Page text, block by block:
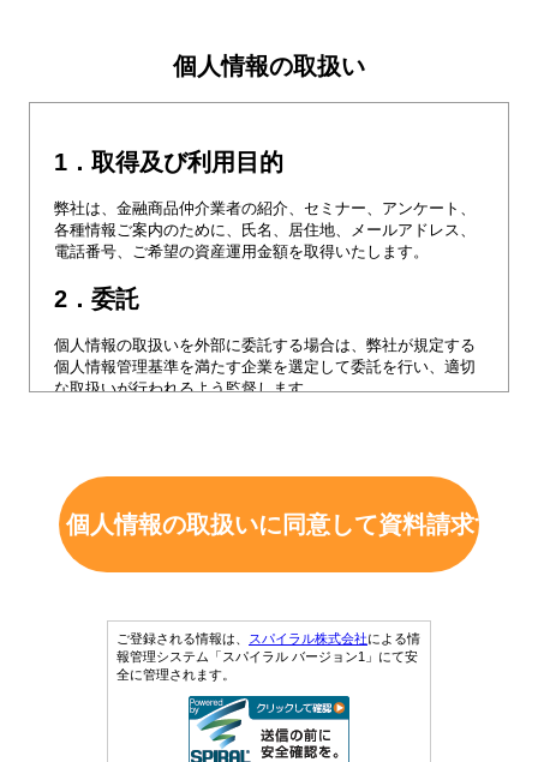
個人情報の取扱い
1．取得及び利用目的
弊社は、金融商品仲介業者の紹介、セミナー、アンケート、
各種情報ご案内のために、氏名、居住地、メールアドレス、
電話番号、ご希望の資産運用金額を取得いたします。
2．委託
個人情報の取扱いを外部に委託する場合は、弊社が規定する
個人情報管理基準を満たす企業を選定して委託を行い、適切
な取扱いが行われるよう監督します。
弊社は、本サイトで取得する個人情報について金融商品仲介
業者に第三者提供いたします。
また、最適な金融商品仲介業者のご紹介のため、ご年齢、資
産内容などを追加でおうかがいした場合、
こちらも金融商品仲介業者に第三者提供いたします。
項目：登録フォームに記載している全ての項目、ヒアリング
時に追加でおうかがいした項目
提供の手段・方法：メール送信
ご登録される情報は、 スパイラル株式会社による情
報管理システム「スパイラル バージョン1」にて安
全に管理されます。